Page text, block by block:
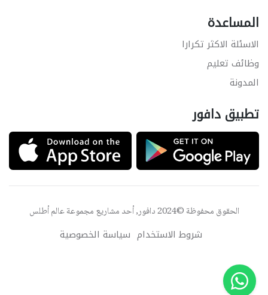
المساعدة
الاسئلة الاكثر تكرارا
وظائف تعليم
المدونة
تطبيق دافور
الحقوق محفوظة ©2024 دافور, أحد مشاريع مجموعة عالم أطلس
شروط الاستخدام سياسة الخصوصية